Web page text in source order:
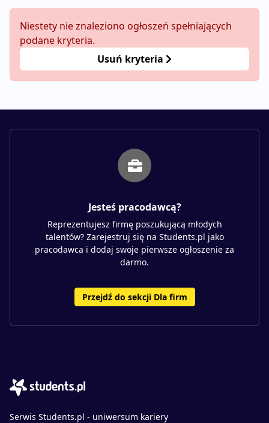
Niestety nie znaleziono ogłoszeń spełniających
podane kryteria.
Usuń kryteria
Jesteś pracodawcą?
Reprezentujesz firmę poszukującą młodych
talentów? Zarejestruj się na Students.pl jako
pracodawca i dodaj swoje pierwsze ogłoszenie za
darmo.
Przejdź do sekcji Dla firm
Serwis Students.pl - uniwersum kariery